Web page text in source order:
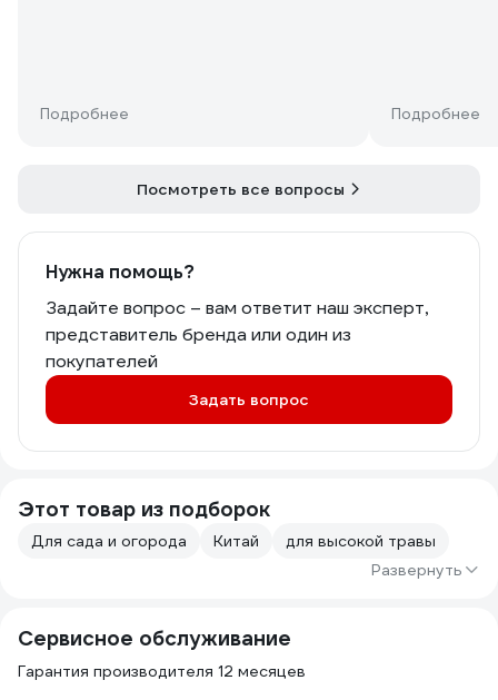
Подробнее Подробнее
Посмотреть все вопросы
Нужна помощь?
Задайте вопрос – вам ответит наш эксперт,
представитель бренда или один из
покупателей
Задать вопрос
Этот товар из подборок
Для сада и огорода Китай
для высокой травы
Развернуть
Сервисное обслуживание
Гарантия производителя 12 месяцев